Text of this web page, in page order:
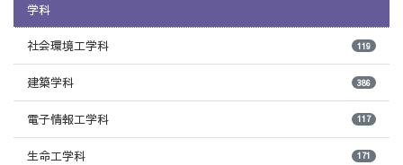
学科
社会環境工学科 119
建築学科 386
電子情報工学科 117
生命工学科 171